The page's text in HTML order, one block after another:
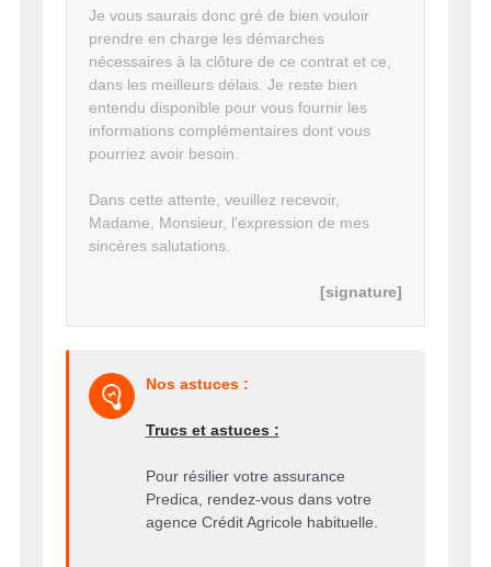
Je vous saurais donc gré de bien vouloir
prendre en charge les démarches
nécessaires à la clôture de ce contrat et ce,
dans les meilleurs délais. Je reste bien
entendu disponible pour vous fournir les
informations complémentaires dont vous
pourriez avoir besoin.
Dans cette attente, veuillez recevoir,
Madame, Monsieur, l'expression de mes
sincères salutations.
[signature]
Nos astuces :
Trucs et astuces :
Pour résilier votre assurance
Predica, rendez-vous dans votre
agence Crédit Agricole habituelle.